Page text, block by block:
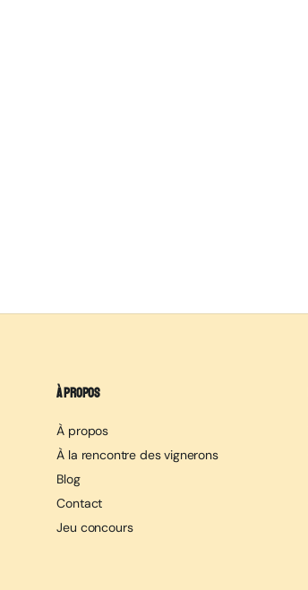
À propos
À propos
À la rencontre des vignerons
Blog
Contact
Jeu concours